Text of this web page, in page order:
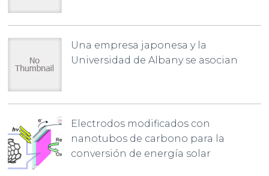
Una empresa japonesa y la
Universidad de Albany se asocian
Electrodos modificados con
nanotubos de carbono para la
conversión de energía solar